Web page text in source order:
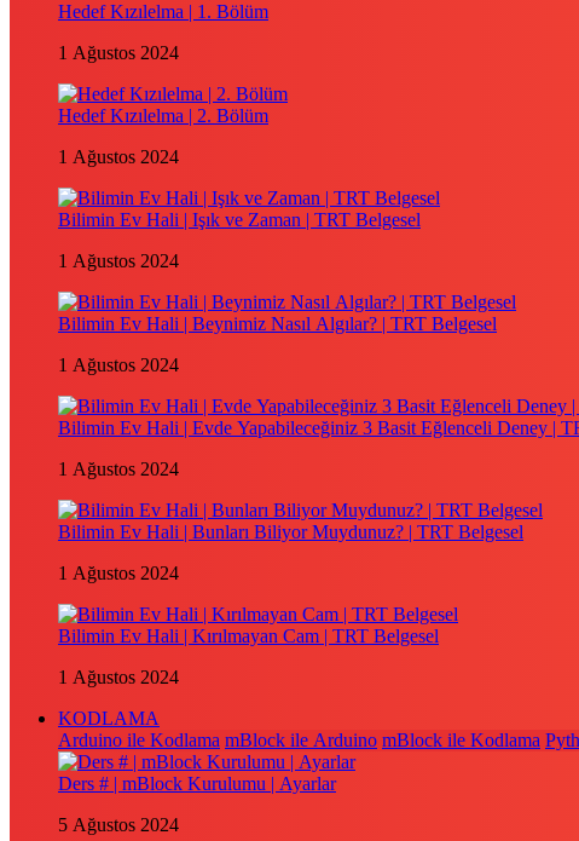
Hedef Kızılelma | 1. Bölüm
1 Ağustos 2024
Hedef Kızılelma | 2. Bölüm
1 Ağustos 2024
Bilimin Ev Hali | Işık ve Zaman | TRT Belgesel
1 Ağustos 2024
Bilimin Ev Hali | Beynimiz Nasıl Algılar? | TRT Belgesel
1 Ağustos 2024
Bilimin Ev Hali | Evde Yapabileceğiniz 3 Basit Eğlenceli Deney |
1 Ağustos 2024
Bilimin Ev Hali | Bunları Biliyor Muydunuz? | TRT Belgesel
1 Ağustos 2024
Bilimin Ev Hali | Kırılmayan Cam | TRT Belgesel
1 Ağustos 2024
KODLAMA
Arduino ile Kodlama mBlock ile Arduino mBlock ile Kodlama
Ders # | mBlock Kurulumu | Ayarlar
5 Ağustos 2024